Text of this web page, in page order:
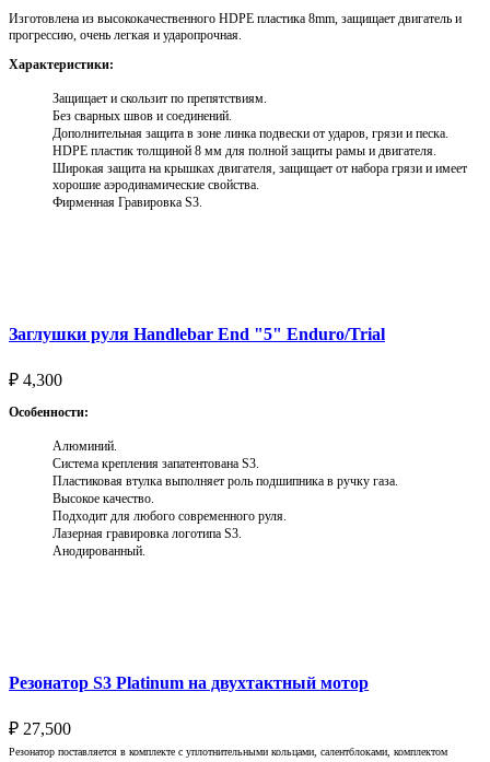
Изготовлена из высококачественного HDPE пластика 8mm, защищает двигатель и
прогрессию, очень легкая и ударопрочная.
Характеристики:
Защищает и скользит по препятствиям.
Без сварных швов и соединений.
Дополнительная защита в зоне линка подвески от ударов, грязи и песка.
HDPE пластик толщиной 8 мм для полной защиты рамы и двигателя.
Широкая защита на крышках двигателя, защищает от набора грязи и имеет
хорошие аэродинамические свойства.
Фирменная Гравировка S3.
Заглушки руля Handlebar End "5" Enduro/Trial
₽ 4,300
Особенности:
Алюминий.
Система крепления запатентована S3.
Пластиковая втулка выполняет роль подшипника в ручку газа.
Высокое качество.
Подходит для любого современного руля.
Лазерная гравировка логотипа S3.
Анодированный.
Резонатор S3 Platinum на двухтактный мотор
₽ 27,500
Резонатор поставляется в комплекте с уплотнительными кольцами, салентблоками, комплектом